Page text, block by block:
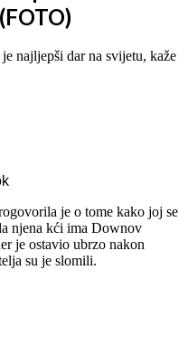
najljepši dar na svijetu, kaže
je o tome kako joj se
njena kći ima Downov
je ostavio ubrzo nakon
su je slomili.